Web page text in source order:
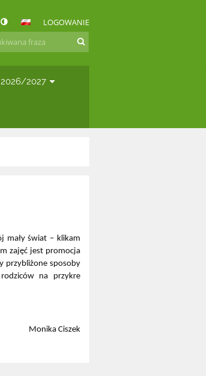
LOGOWANIE
2027
mały świat – klikam
zajęć jest promocja
przybliżone sposoby
na przykre
Monika Ciszek